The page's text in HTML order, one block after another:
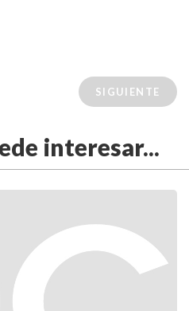
SIGUIENTE
interesar...